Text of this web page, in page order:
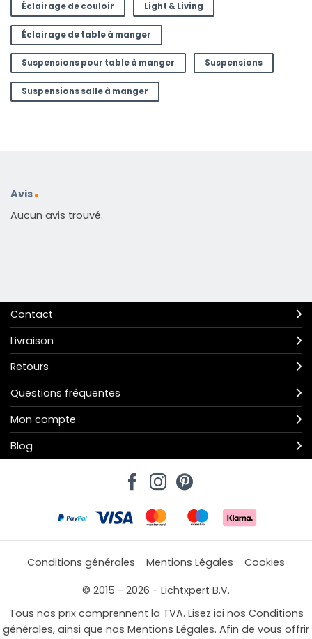
Éclairage de couloir Light & Living
Éclairage de table à manger
Suspensions pour table à manger Suspensions
Suspensions salle à manger
Avis
Aucun avis trouvé.
Contact
Livraison
Retours
Questions fréquentes
Mon compte
Blog
Conditions générales Mentions Légales
Cookies
© 2015 - 2026 - Lichtxpert B.V.
Tous nos prix comprennent la TVA. Lisez ici nos Conditions
générales, ainsi que nos Mentions Légales. Afin de vous offrir